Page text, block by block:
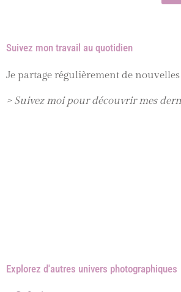
Suivez mon travail au quotidien
Je partage régulièrement de
> Suivez moi pour découvrir mes
Explorez d'autres univers photographiques